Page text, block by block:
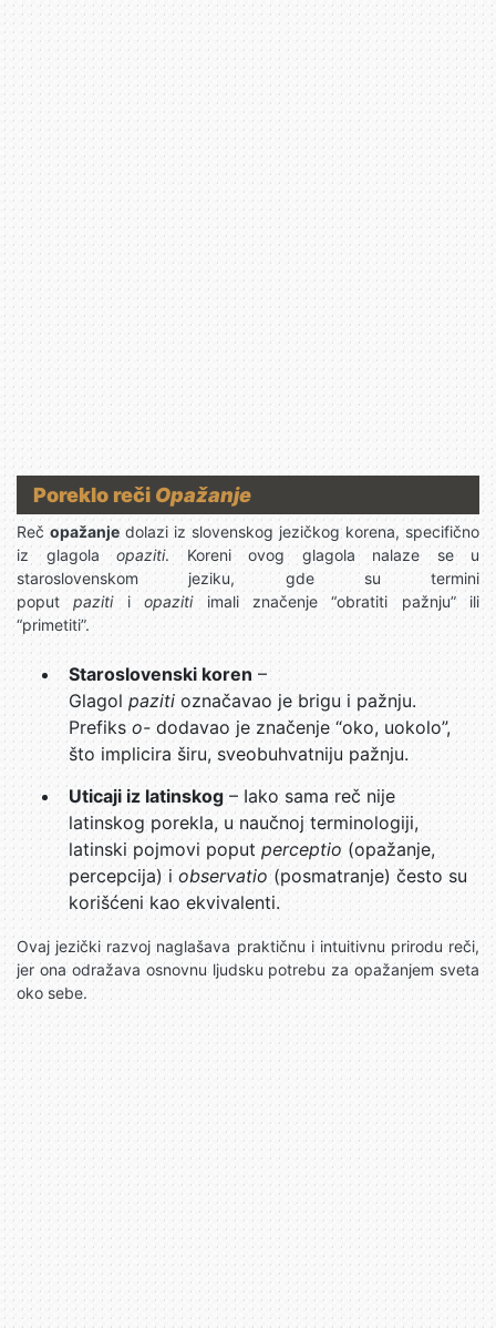
Poreklo reči Opažanje
Rečopažanjedolazi iz slovenskog jezičkog korena, specifično
iz glagola opaziti. Koreni ovog glagola nalaze se u
staroslovenskom jeziku, gde su termini
poputpazitiiopazitiimali značenje “obratiti pažnju” ili
“primetiti”.
Staroslovenski koren–
Glagol paziti označavao je brigu i pažnju.
Prefikso- dodavao je značenje “oko, uokolo”,
što implicira širu, sveobuhvatniju pažnju.
Uticaji iz latinskog– Iako sama reč nije
latinskog porekla, u naučnoj terminologiji,
latinski pojmovi poput perceptio (opažanje,
percepcija) i observatio(posmatranje) često su
korišćeni kao ekvivalenti.
Ovaj jezički razvoj naglašava praktičnu i intuitivnu prirodu reči,
jer ona odražava osnovnu ljudsku potrebu za opažanjem sveta
oko sebe.